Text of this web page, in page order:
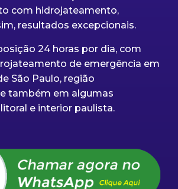
com hidrojateamento,
resultados excepcionais.
24 horas por dia, com
de emergência em
São Paulo, região
também em algumas
e interior paulista.